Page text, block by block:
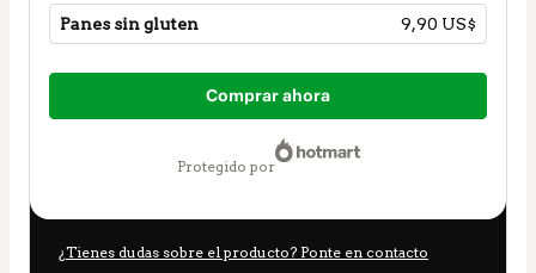
Panes sin gluten 9,90 US$
Total
9,90 US$
Comprar ahora
protegido por
¿Tienes dudas sobre el producto? Ponte en contacto